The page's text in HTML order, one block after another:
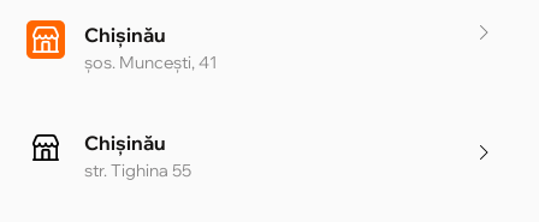
Chișinău
șos. Muncești, 41
Chișinău
str. Tighina 55